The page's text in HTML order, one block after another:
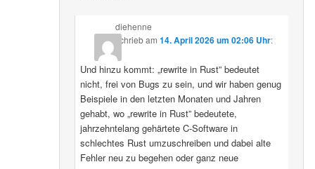
diehenne
schriebam 14. April 2026 um 02:06 Uhr:
Und hinzu kommt: „rewrite in Rust” bedeutet
nicht, frei von Bugs zu sein, und wir haben genug
Beispiele in den letzten Monaten und Jahren
gehabt, wo „rewrite in Rust” bedeutete,
jahrzehntelang gehärtete C-Software in
schlechtes Rust umzuschreiben und dabei alte
Fehler neu zu begehen oder ganz neue